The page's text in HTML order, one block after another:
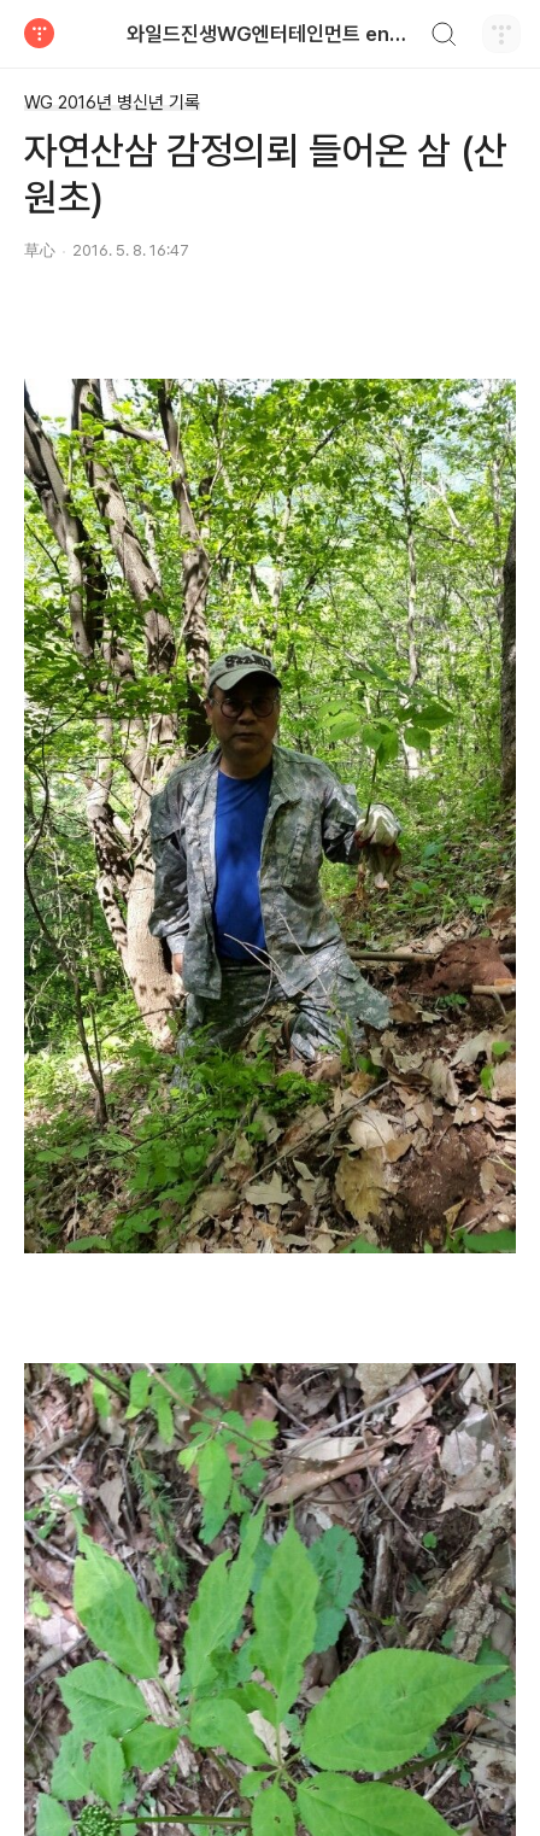
와일드진생WG엔터테인먼트 entertainment
WG 2016년 병신년 기록
자연산삼 감정의뢰 들어온 삼 (산
원초)
草心 2016. 5. 8. 16:47